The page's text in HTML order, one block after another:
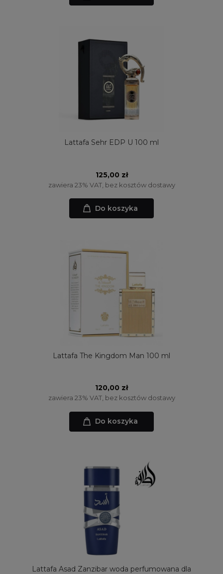
Lattafa Sehr EDP U 100 ml
125,00 zł
zawiera 23% VAT, bez kosztów dostawy
Do koszyka
Lattafa The Kingdom Man 100 ml
120,00 zł
zawiera 23% VAT, bez kosztów dostawy
Do koszyka
Lattafa Asad Zanzibar woda perfumowana dla